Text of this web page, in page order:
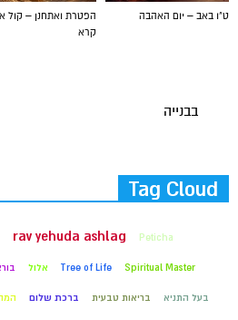
הפטרת ואתחנן – קול
קרא
ט"ו באב – יום האהבה
בבנייה
Tag Cloud
Peticha
rav yehuda ashlag
Spiritual Master
Tree of Life אלול
בעל התניא בריאות טבעית ברכת שלום